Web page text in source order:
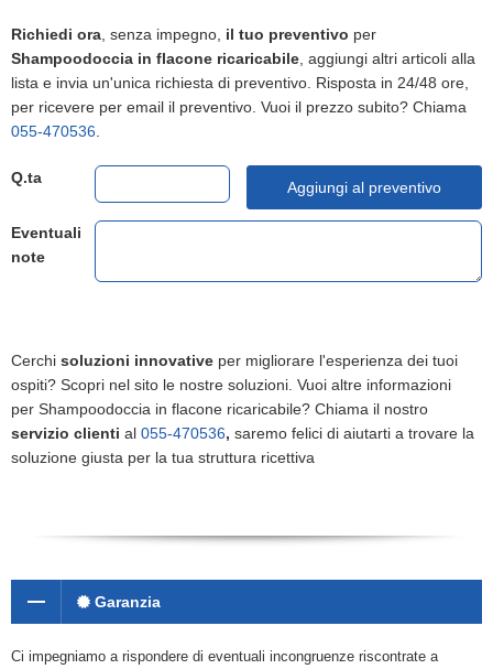
Richiedi ora, senza impegno, il tuo preventivo per
Shampoodoccia in flacone ricaricabile, aggiungi altri articoli alla
lista e invia un'unica richiesta di preventivo. Risposta in 24/48 ore,
per ricevere per email il preventivo. Vuoi il prezzo subito? Chiama
055-470536.
Q.ta
Aggiungi al preventivo
Eventuali
note
Cerchi soluzioni innovative per migliorare l'esperienza dei tuoi
ospiti? Scopri nel sito le nostre soluzioni. Vuoi altre informazioni
per Shampoodoccia in flacone ricaricabile? Chiama il nostro
servizio clienti al 055-470536, saremo felici di aiutarti a trovare la
soluzione giusta per la tua struttura ricettiva
Garanzia
Ci impegniamo a rispondere di eventuali incongruenze riscontrate a